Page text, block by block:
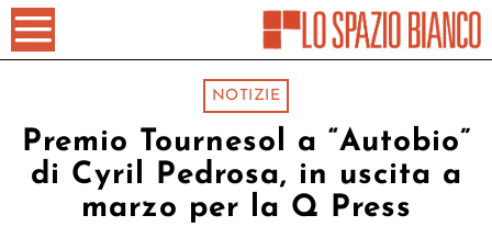
NOTIZIE
Premio Tournesol a “Autobio”
di Cyril Pedrosa, in uscita a
marzo per la Q Press